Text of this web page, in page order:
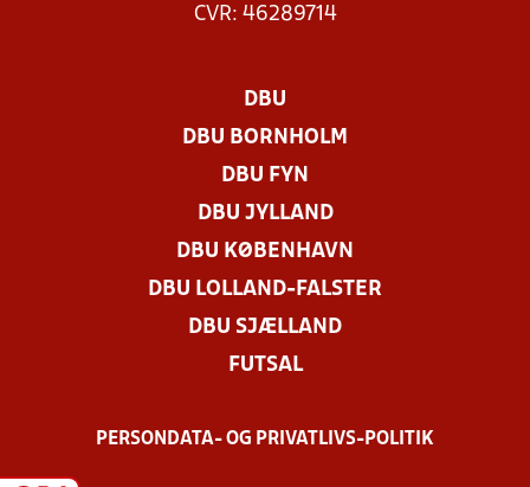
CVR: 46289714
DBU
DBU BORNHOLM
DBU FYN
DBU JYLLAND
DBU KØBENHAVN
DBU LOLLAND-FALSTER
DBU SJÆLLAND
FUTSAL
PERSONDATA- OG PRIVATLIVS-POLITIK